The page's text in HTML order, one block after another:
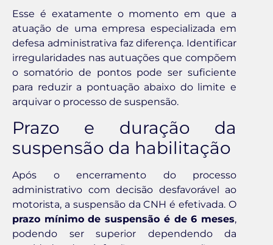
Esse é exatamente o momento em que a
atuação de uma empresa especializada em
defesa administrativa faz diferença. Identificar
irregularidades nas autuações que compõem
o somatório de pontos pode ser suficiente
para reduzir a pontuação abaixo do limite e
arquivar o processo de suspensão.
Prazo e duração da
suspensão da habilitação
Após o encerramento do processo
administrativo com decisão desfavorável ao
motorista, a suspensão da CNH é efetivada. O
prazo mínimo de suspensão é de 6 meses,
podendo ser superior dependendo da